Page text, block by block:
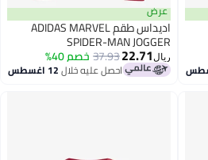
عرض
اديداس طقم ADIDAS MARVEL
SPIDER-MAN JOGGER
ريال 22.71
37.93خصم 40%
احصل عليه خلال12 اغسطس